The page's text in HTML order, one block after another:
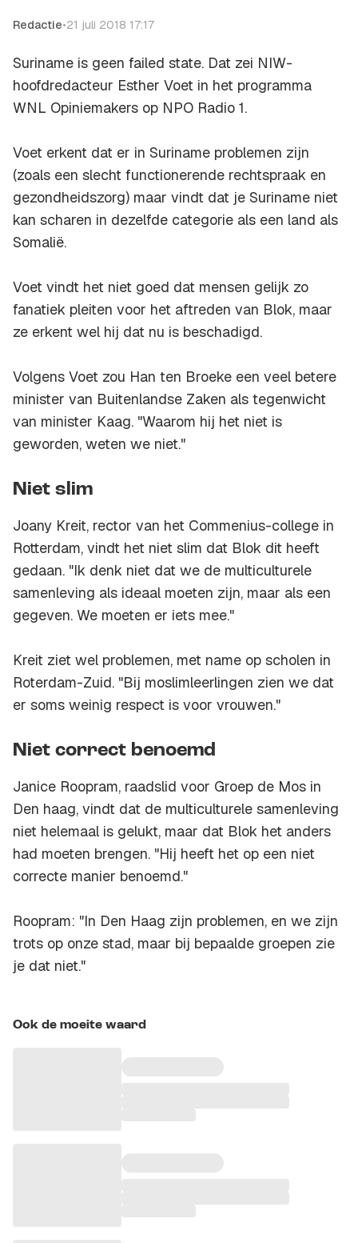
Redactie•21 juli 2018 17:17
Suriname is geen failed state. Dat zei NIW-
hoofdredacteur Esther Voet in het programma
WNL Opiniemakers op NPO Radio 1.
Voet erkent dat er in Suriname problemen zijn
(zoals een slecht functionerende rechtspraak en
gezondheidszorg) maar vindt dat je Suriname niet
kan scharen in dezelfde categorie als een land als
Somalië.
Voet vindt het niet goed dat mensen gelijk zo
fanatiek pleiten voor het aftreden van Blok, maar
ze erkent wel hij dat nu is beschadigd.
Volgens Voet zou Han ten Broeke een veel betere
minister van Buitenlandse Zaken als tegenwicht
van minister Kaag. "Waarom hij het niet is
geworden, weten we niet."
Niet slim
Joany Kreit, rector van het Commenius-college in
Rotterdam, vindt het niet slim dat Blok dit heeft
gedaan. "Ik denk niet dat we de multiculturele
samenleving als ideaal moeten zijn, maar als een
gegeven. We moeten er iets mee."
Kreit ziet wel problemen, met name op scholen in
Roterdam-Zuid. "Bij moslimleerlingen zien we dat
er soms weinig respect is voor vrouwen."
Niet correct benoemd
Janice Roopram, raadslid voor Groep de Mos in
Den haag, vindt dat de multiculturele samenleving
niet helemaal is gelukt, maar dat Blok het anders
had moeten brengen. "Hij heeft het op een niet
correcte manier benoemd."
Roopram: "In Den Haag zijn problemen, en we zijn
trots op onze stad, maar bij bepaalde groepen zie
je dat niet."
Ook de moeite waard